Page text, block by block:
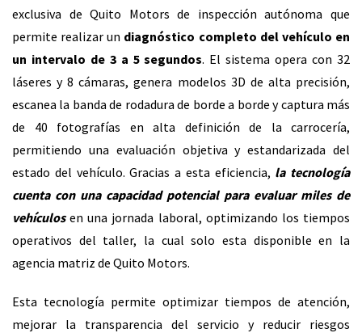
exclusiva de Quito Motors de inspección autónoma que
permite realizar un diagnóstico completo del vehículo en
un intervalo de 3 a 5 segundos. El sistema opera con 32
láseres y 8 cámaras, genera modelos 3D de alta precisión,
escanea la banda de rodadura de borde a borde y captura más
de 40 fotografías en alta definición de la carrocería,
permitiendo una evaluación objetiva y estandarizada del
estado del vehículo. Gracias a esta eficiencia, la tecnología
cuenta con una capacidad potencial para evaluar miles de
vehículosen una jornada laboral, optimizando los tiempos
operativos del taller, la cual solo esta disponible en la
agencia matriz de Quito Motors.
Esta tecnología permite optimizar tiempos de atención,
mejorar la transparencia del servicio y reducir riesgos